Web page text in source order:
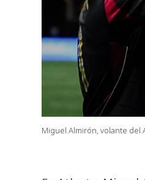
Miguel Almirón, volante del